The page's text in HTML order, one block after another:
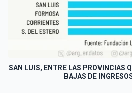
SAN LUIS, ENTRE LAS PROVINCIAS
BAJAS DE